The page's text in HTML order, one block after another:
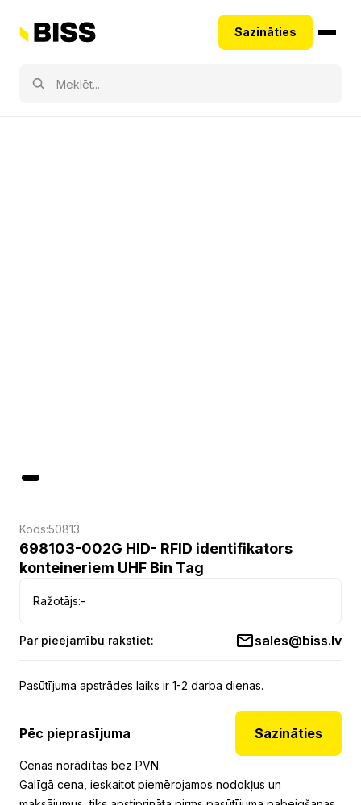
Sazināties
Kods:50813
698103-002G HID- RFID identifikators
konteineriem UHF Bin Tag
Ražotājs:-
Par pieejamību rakstiet: sales@biss.lv
Pasūtījuma apstrādes laiks ir 1-2 darba dienas.
Pēc pieprasījuma Sazināties
Cenas norādītas bez PVN.
Galīgā cena, ieskaitot piemērojamos nodokļus un